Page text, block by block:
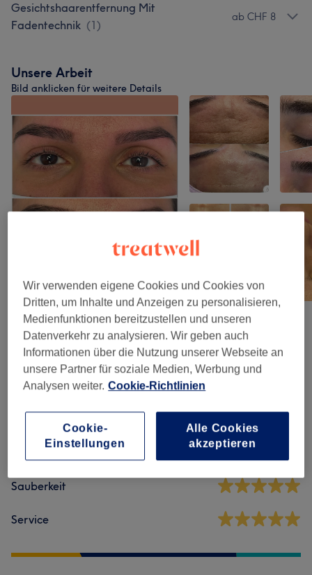
Gesichtshaarentfernung Mit
Fadentechnik (1)
ab CHF 8
Unsere Arbeit
Bild anklicken für weitere Details
Salonbewertungen
5.0
Sauberkeit
Service
Wir verwenden eigene Cookies und Cookies von
Dritten, um Inhalte und Anzeigen zu personalisieren,
Medienfunktionen bereitzustellen und unseren
Datenverkehr zu analysieren. Wir geben auch
Informationen über die Nutzung unserer Webseite an
unsere Partner für soziale Medien, Werbung und
Analysen weiter. Cookie-Richtlinien
Alle Cookies
akzeptieren
Cookie-
Einstellungen